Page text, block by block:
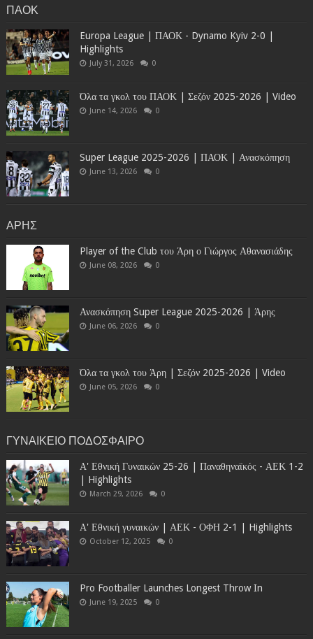
ΠΑΟΚ
Europa League | ΠΑΟΚ - Dynamo Kyiv 2-0 |
Highlights
July 31, 2026 0
Όλα τα γκολ του ΠΑΟΚ | Σεζόν 2025-2026 | Video
June 14, 2026 0
Super League 2025-2026 | ΠΑΟΚ | Ανασκόπηση
June 13, 2026 0
ΑΡΗΣ
Player of the Club του Άρη ο Γιώργος Αθανασιάδης
June 08, 2026 0
Ανασκόπηση Super League 2025-2026 | Άρης
June 06, 2026 0
Όλα τα γκολ του Άρη | Σεζόν 2025-2026 | Video
June 05, 2026 0
ΓΥΝΑΙΚΕΙΟ ΠΟΔΟΣΦΑΙΡΟ
Α' Εθνική Γυναικών 25-26 | Παναθηναϊκός - ΑΕΚ 1-2
| Highlights
March 29, 2026 0
Α' Εθνική γυναικών | ΑΕΚ - ΟΦΗ 2-1 | Highlights
October 12, 2025 0
Pro Footballer Launches Longest Throw In
June 19, 2025 0